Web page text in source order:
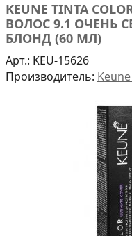
KEUNE TINTA
ВОЛОС 9.1 ОЧЕНЬ
БЛОНД (60 МЛ)
Арт.: KEU-15626
Производитель: